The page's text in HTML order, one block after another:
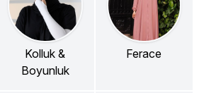
Kolluk &
Boyunluk
Ferace